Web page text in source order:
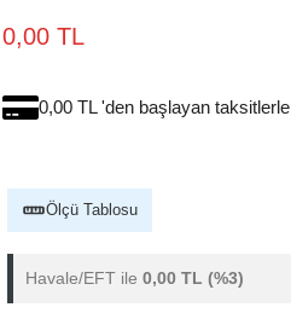
0,00 TL
0,00 TL 'den başlayan taksitlerle
Ölçü Tablosu
Havale/EFT ile 0,00 TL (%3)